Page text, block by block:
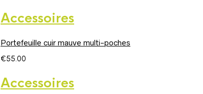
Accessoires
Portefeuille cuir mauve multi-poches
€55.00
Accessoires